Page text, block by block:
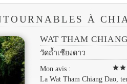
À
WAT THAM
วัดถ้ำเชียงดาว
Mon avis :
starstar
La Wat Tham Chiang Dao,